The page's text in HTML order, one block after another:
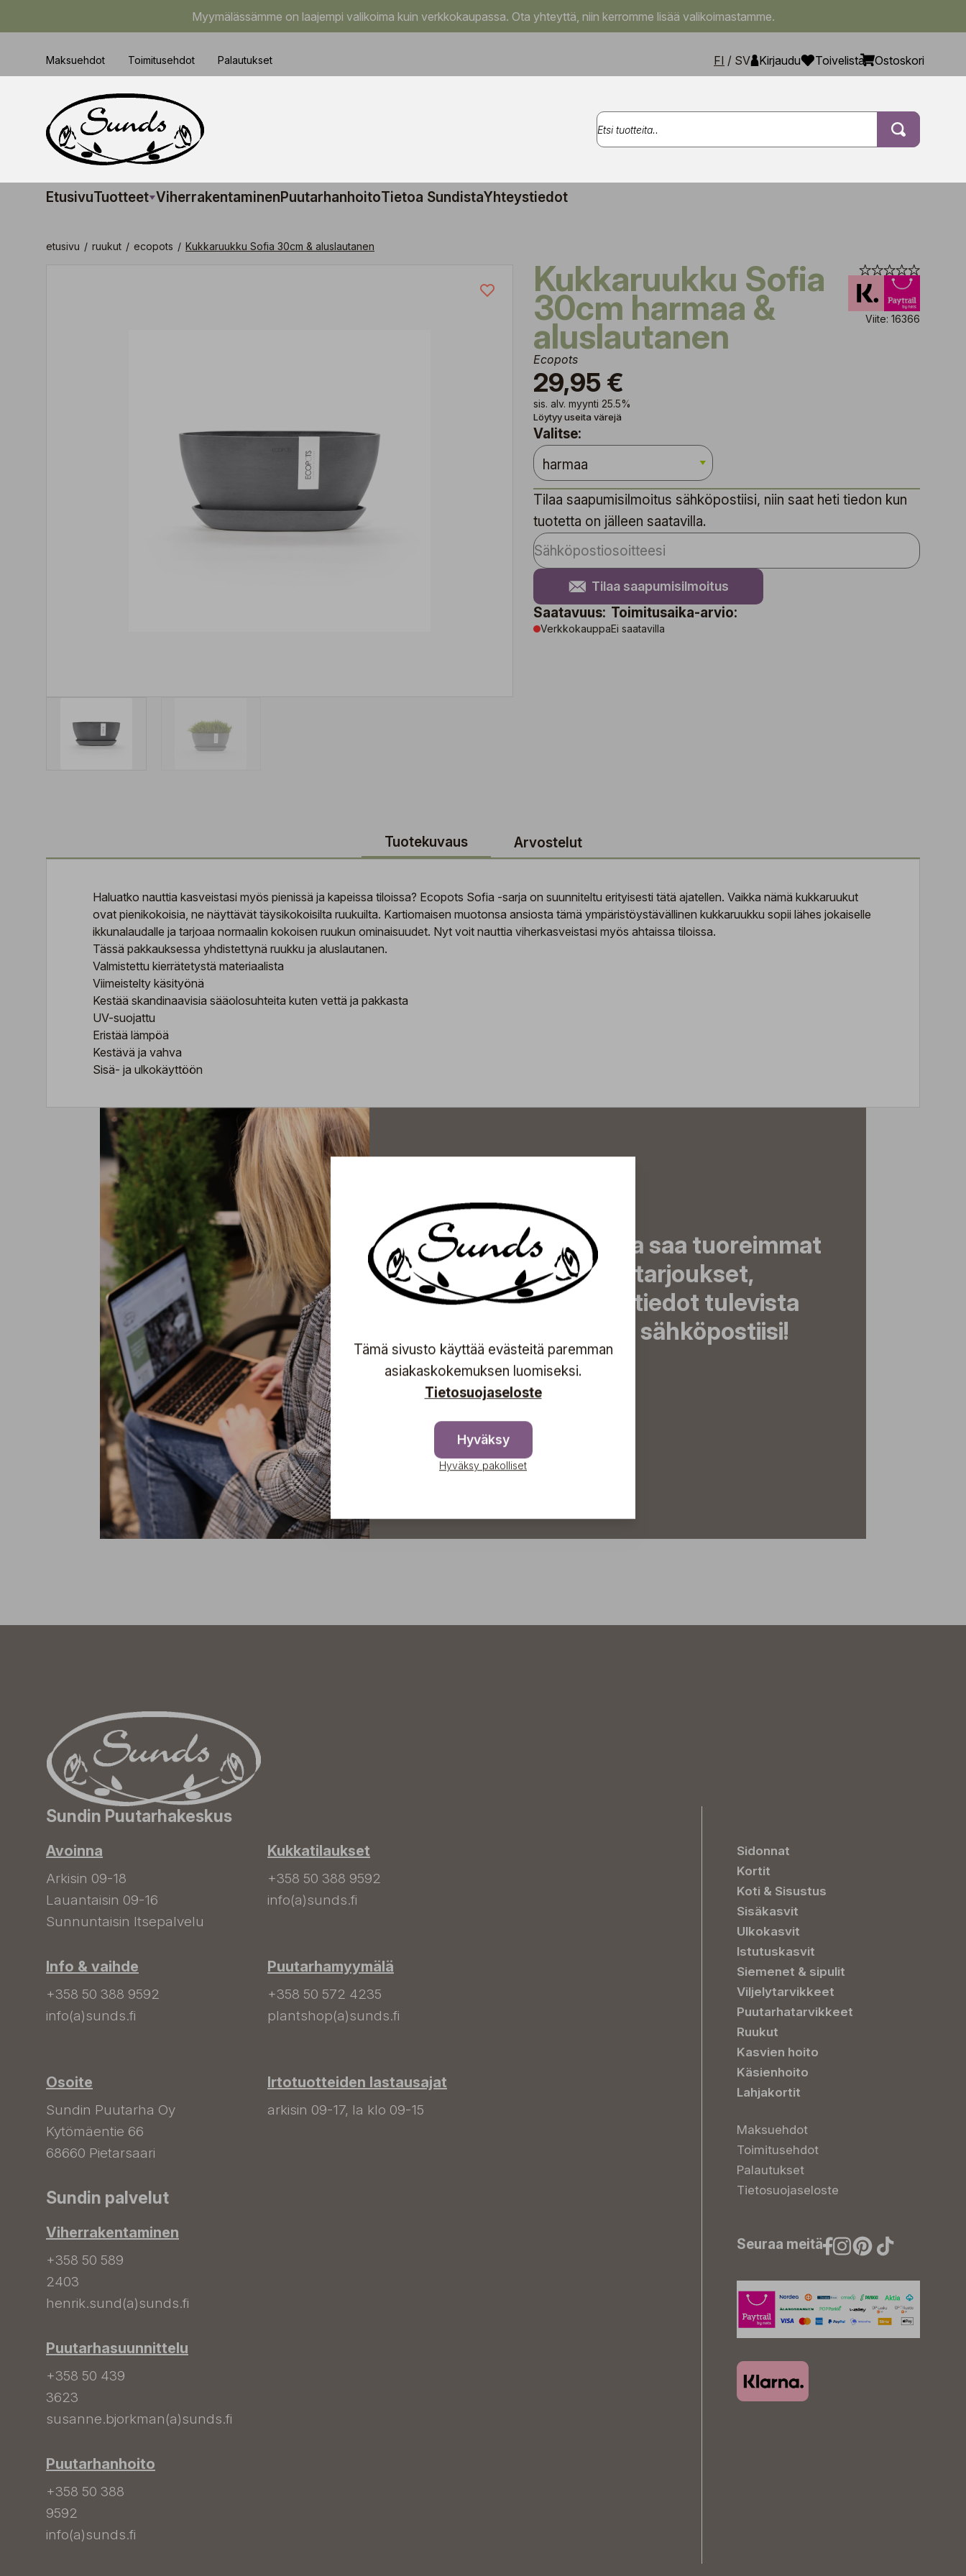
Myymälässämme on laajempi valikoima kuin verkkokaupassa. Ota yhteyttä, niin kerromme lisää valikoimastamme.
Maksuehdot Toimitusehdot Palautukset FI / SV Kirjaudu Toivelista Ostoskori
EtusivuTuotteet ViherrakentaminenPuutarhanhoitoTietoa SundistaYhteystiedot
etusivu / ruukut / ecopots / Kukkaruukku Sofia 30cm & aluslautanen
Kukkaruukku Sofia
30cm harmaa &
aluslautanen
Ecopots
29,95 €
sis. alv. myynti 25.5%
Viite: 16366
Löytyy useita värejä
Valitse:
Tilaa saapumisilmoitus sähköpostiisi, niin saat heti tiedon kun
tuotetta on jälleen saatavilla.
Tilaa saapumisilmoitus
Saatavuus:
Verkkokauppa
Toimitusaika-arvio:
Ei saatavilla
Tuotekuvaus Arvostelut
Haluatko nauttia kasveistasi myös pienissä ja kapeissa tiloissa? Ecopots Sofia -sarja on suunniteltu erityisesti tätä ajatellen. Vaikka nämä kukkaruukut
ovat pienikokoisia, ne näyttävät täysikokoisilta ruukuilta. Kartiomaisen muotonsa ansiosta tämä ympäristöystävällinen kukkaruukku sopii lähes jokaiselle
ikkunalaudalle ja tarjoaa normaalin kokoisen ruukun ominaisuudet. Nyt voit nauttia viherkasveistasi myös ahtaissa tiloissa.
Tässä pakkauksessa yhdistettynä ruukku ja aluslautanen.
Valmistettu kierrätetystä materiaalista
Viimeistelty käsityönä
Kestää skandinaavisia sääolosuhteita kuten vettä ja pakkasta
UV-suojattu
Eristää lämpöä
Kestävä ja vahva
Sisä- ja ulkokäyttöön
Tilaa uutiskirjeemme ja saa tuoreimmat
uutiset, eksklusiiviset tarjoukset,
inspiroivat vinkit sekä tiedot tulevista
tapahtumista suoraan sähköpostiisi!
Tilaa
Sundin Puutarhakeskus
Avoinna
Arkisin 09-18
Lauantaisin 09-16
Sunnuntaisin Itsepalvelu
Info & vaihde
+358 50 388 9592
info(a)sunds.fi
Osoite
Sundin Puutarha Oy
Kytömäentie 66
68660 Pietarsaari
Kukkatilaukset
+358 50 388 9592
info(a)sunds.fi
Puutarhamyymälä
+358 50 572 4235
plantshop(a)sunds.fi
Irtotuotteiden lastausajat
arkisin 09-17, la klo 09-15
Sundin palvelut
Viherrakentaminen
+358 50 589
2403
henrik.sund(a)sunds.fi
Puutarhasuunnittelu
+358 50 439
3623
susanne.bjorkman(a)sunds.fi
Puutarhanhoito
+358 50 388
9592
info(a)sunds.fi
Sidonnat
Kortit
Koti & Sisustus
Sisäkasvit
Ulkokasvit
Istutuskasvit
Siemenet & sipulit
Viljelytarvikkeet
Puutarhatarvikkeet
Ruukut
Kasvien hoito
Käsienhoito
Lahjakortit
Maksuehdot
Toimitusehdot
Palautukset
Tietosuojaseloste
Seuraa meitä
Tämä sivusto käyttää evästeitä paremman
asiakaskokemuksen luomiseksi.
Tietosuojaseloste
Hyväksy
Hyväksy pakolliset